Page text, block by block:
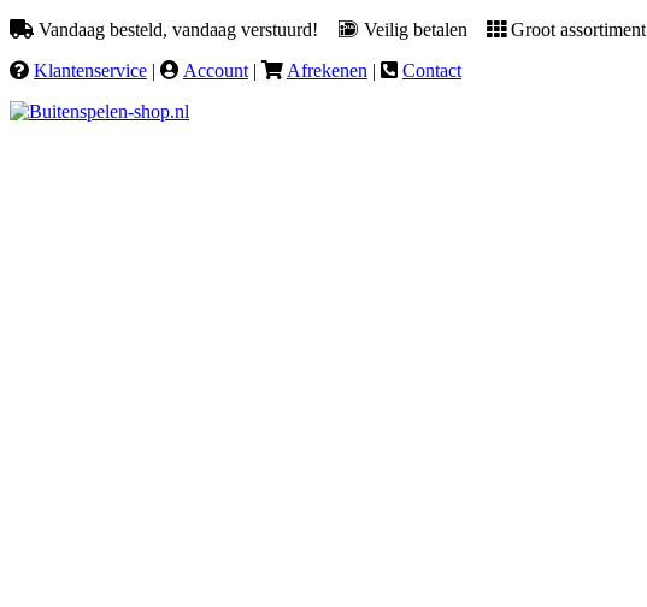
Vandaag besteld, vandaag verstuurd! Veilig betalen
Groot assortiment
Klantenservice | Account | Afrekenen | Contact